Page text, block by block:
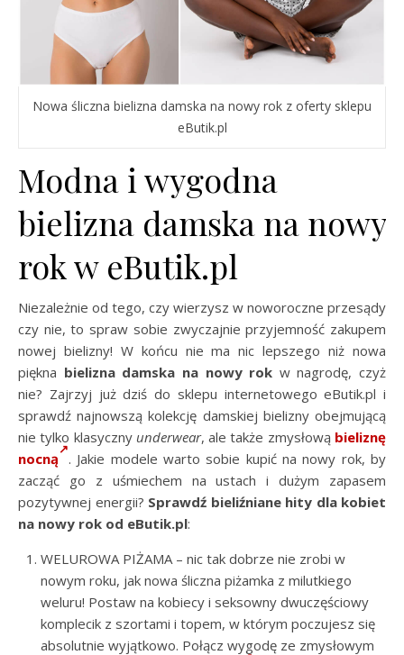
Nowa śliczna bielizna damska na nowy rok z oferty sklepu
eButik.pl
Modna i wygodna
bielizna damska na nowy
rok w eButik.pl
Niezależnie od tego, czy wierzysz w noworoczne przesądy
czy nie, to spraw sobie zwyczajnie przyjemność zakupem
nowej bielizny! W końcu nie ma nic lepszego niż nowa
piękna bielizna damska na nowy rok w nagrodę, czyż
nie? Zajrzyj już dziś do sklepu internetowego eButik.pl i
sprawdź najnowszą kolekcję damskiej bielizny obejmującą
nie tylko klasyczny underwear, ale także zmysłową bieliznę
nocną . Jakie modele warto sobie kupić na nowy rok, by
zacząć go z uśmiechem na ustach i dużym zapasem
pozytywnej energii? Sprawdź bieliźniane hity dla kobiet
na nowy rok od eButik.pl:
WELUROWA PIŻAMA – nic tak dobrze nie zrobi w
nowym roku, jak nowa śliczna piżamka z milutkiego
weluru! Postaw na kobiecy i seksowny dwuczęściowy
komplecik z szortami i topem, w którym poczujesz się
absolutnie wyjątkowo. Połącz wygodę ze zmysłowym